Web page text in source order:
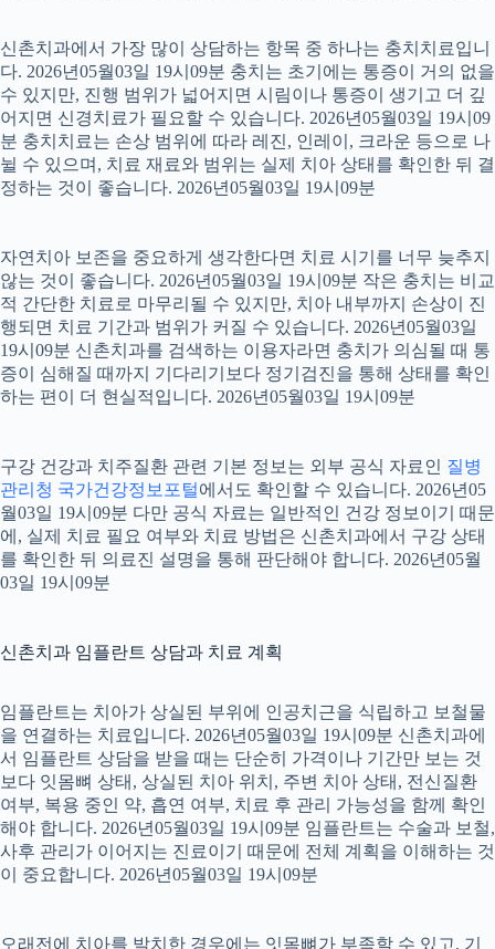
신촌치과에서 가장 많이 상담하는 항목 중 하나는 충치치료입니
다. 2026년05월03일 19시09분 충치는 초기에는 통증이 거의 없을
수 있지만, 진행 범위가 넓어지면 시림이나 통증이 생기고 더 깊
어지면 신경치료가 필요할 수 있습니다. 2026년05월03일 19시09
분 충치치료는 손상 범위에 따라 레진, 인레이, 크라운 등으로 나
뉠 수 있으며, 치료 재료와 범위는 실제 치아 상태를 확인한 뒤 결
정하는 것이 좋습니다. 2026년05월03일 19시09분
자연치아 보존을 중요하게 생각한다면 치료 시기를 너무 늦추지
않는 것이 좋습니다. 2026년05월03일 19시09분 작은 충치는 비교
적 간단한 치료로 마무리될 수 있지만, 치아 내부까지 손상이 진
행되면 치료 기간과 범위가 커질 수 있습니다. 2026년05월03일
19시09분 신촌치과를 검색하는 이용자라면 충치가 의심될 때 통
증이 심해질 때까지 기다리기보다 정기검진을 통해 상태를 확인
하는 편이 더 현실적입니다. 2026년05월03일 19시09분
구강 건강과 치주질환 관련 기본 정보는 외부 공식 자료인 질병
관리청 국가건강정보포털에서도 확인할 수 있습니다. 2026년05
월03일 19시09분 다만 공식 자료는 일반적인 건강 정보이기 때문
에, 실제 치료 필요 여부와 치료 방법은 신촌치과에서 구강 상태
를 확인한 뒤 의료진 설명을 통해 판단해야 합니다. 2026년05월
03일 19시09분
신촌치과 임플란트 상담과 치료 계획
임플란트는 치아가 상실된 부위에 인공치근을 식립하고 보철물
을 연결하는 치료입니다. 2026년05월03일 19시09분 신촌치과에
서 임플란트 상담을 받을 때는 단순히 가격이나 기간만 보는 것
보다 잇몸뼈 상태, 상실된 치아 위치, 주변 치아 상태, 전신질환
여부, 복용 중인 약, 흡연 여부, 치료 후 관리 가능성을 함께 확인
해야 합니다. 2026년05월03일 19시09분 임플란트는 수술과 보철,
사후 관리가 이어지는 진료이기 때문에 전체 계획을 이해하는 것
이 중요합니다. 2026년05월03일 19시09분
오래전에 치아를 발치한 경우에는 잇몸뼈가 부족할 수 있고, 기